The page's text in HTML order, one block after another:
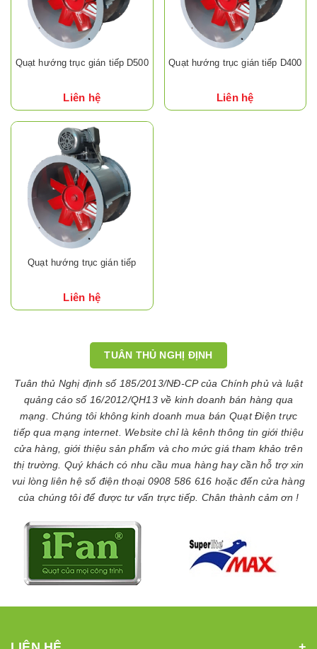
Quạt hướng trục gián tiếp D500
Liên hệ
Quạt hướng trục gián tiếp D400
Liên hệ
Quạt hướng trục gián tiếp
Liên hệ
TUÂN THỦ NGHỊ ĐỊNH
Tuân thủ Nghị định số 185/2013/NĐ-CP của Chính phủ và luật
quảng cáo số 16/2012/QH13 về kinh doanh bán hàng qua
mạng. Chúng tôi không kinh doanh mua bán Quạt Điện trực
tiếp qua mạng internet. Website chỉ là kênh thông tin giới thiệu
cửa hàng, giới thiệu sản phẩm và cho mức giá tham khảo trên
thị trường. Quý khách có nhu cầu mua hàng hay cần hỗ trợ xin
vui lòng liên hệ số điện thoại 0908 586 616 hoặc đến cửa hàng
của chúng tôi để được tư vấn trực tiếp. Chân thành cảm ơn !